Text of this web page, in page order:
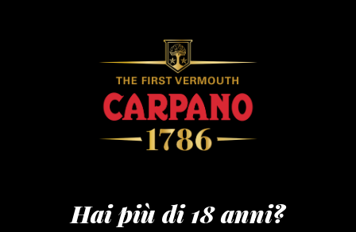
carpano 230 anni –
®andreaguermani
Hai più di 18 anni?